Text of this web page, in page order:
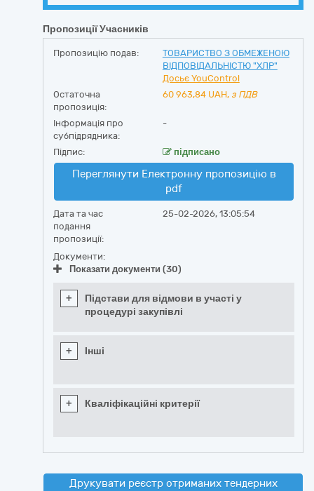
Пропозиції Учасників
Пропозицію подав:
ТОВАРИСТВО З ОБМЕЖЕНОЮ
ВІДПОВІДАЛЬНІСТЮ "ХЛР"
Досьє YouControl
Остаточна
пропозиція:
60 963,84 UAH, з ПДВ
Інформація про
субпідрядника:
-
Підпис: підписано
Переглянути Електронну пропозицію в
pdf
Дата та час
подання
пропозиції:
25-02-2026, 13:05:54
Документи:
Показати документи (30)
+
Підстави для відмови в участі у
процедурі закупівлі
+ Інші
+ Кваліфікаційні критерії
Друкувати реєстр отриманих тендерних